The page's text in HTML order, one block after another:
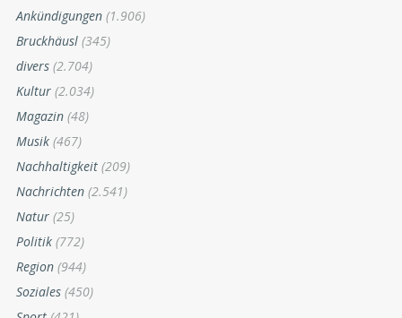
Ankündigungen (1.906)
Bruckhäusl (345)
divers (2.704)
Kultur (2.034)
Magazin (48)
Musik (467)
Nachhaltigkeit (209)
Nachrichten (2.541)
Natur (25)
Politik (772)
Region (944)
Soziales (450)